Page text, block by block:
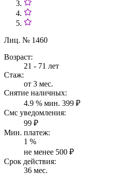
Лиц. № 1460
Возраст:
21 - 71 лет
Стаж:
от 3 мес.
Снятие наличных:
4.9 % мин. 399 ₽
Смс уведомления:
99 ₽
Мин. платеж:
1 %
не менее 500 ₽
Срок действия:
36 мес.